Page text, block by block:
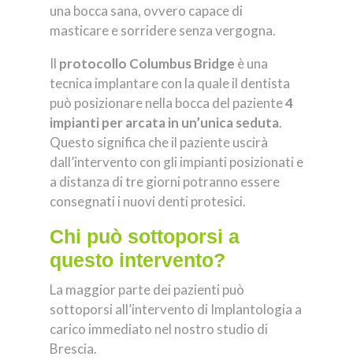
una bocca sana, ovvero capace di
masticare e sorridere senza vergogna.
Il protocollo Columbus Bridge è una
tecnica implantare con la quale il dentista
può posizionare nella bocca del paziente4
impianti per arcata in un’unica seduta.
Questo significa che il paziente uscirà
dall’intervento con gli impianti posizionati e
a distanza di tre giorni potranno essere
consegnati i nuovi denti protesici.
Chi può sottoporsi a
questo intervento?
La maggior parte dei pazienti può
sottoporsi all’intervento di Implantologia a
carico immediato nel nostro studio di
Brescia.